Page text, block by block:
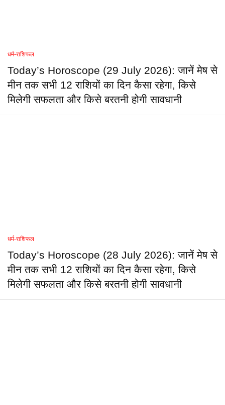
धर्म-राशिफल
Today’s Horoscope (29 July 2026): जानें मेष से
मीन तक सभी 12 राशियों का दिन कैसा रहेगा, किसे
मिलेगी सफलता और किसे बरतनी होगी सावधानी
धर्म-राशिफल
Today’s Horoscope (28 July 2026): जानें मेष से
मीन तक सभी 12 राशियों का दिन कैसा रहेगा, किसे
मिलेगी सफलता और किसे बरतनी होगी सावधानी